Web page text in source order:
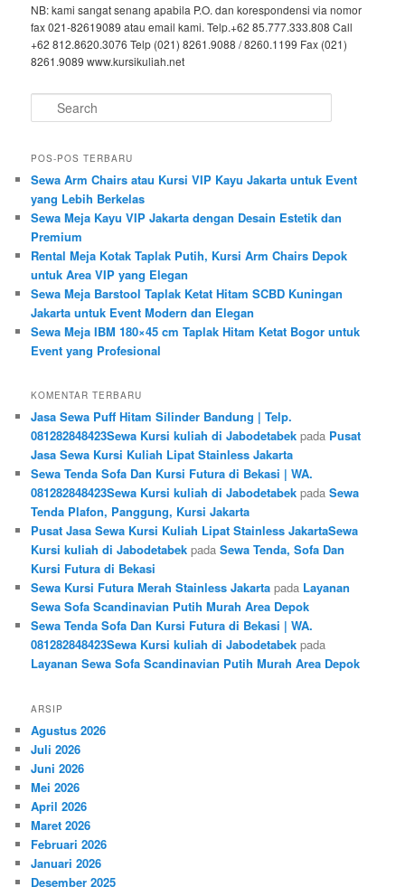
NB: kami sangat senang apabila P.O. dan korespondensi via nomor
fax 021-82619089 atau email kami. Telp.+62 85.777.333.808 Call
+62 812.8620.3076 Telp (021) 8261.9088 / 8260.1199 Fax (021)
8261.9089 www.kursikuliah.net
Search
POS-POS TERBARU
Sewa Arm Chairs atau Kursi VIP Kayu Jakarta untuk Event
yang Lebih Berkelas
Sewa Meja Kayu VIP Jakarta dengan Desain Estetik dan
Premium
Rental Meja Kotak Taplak Putih, Kursi Arm Chairs Depok
untuk Area VIP yang Elegan
Sewa Meja Barstool Taplak Ketat Hitam SCBD Kuningan
Jakarta untuk Event Modern dan Elegan
Sewa Meja IBM 180×45 cm Taplak Hitam Ketat Bogor untuk
Event yang Profesional
KOMENTAR TERBARU
Jasa Sewa Puff Hitam Silinder Bandung | Telp.
081282848423Sewa Kursi kuliah di Jabodetabek pada Pusat
Jasa Sewa Kursi Kuliah Lipat Stainless Jakarta
Sewa Tenda Sofa Dan Kursi Futura di Bekasi | WA.
081282848423Sewa Kursi kuliah di Jabodetabek padaSewa
Tenda Plafon, Panggung, Kursi Jakarta
Pusat Jasa Sewa Kursi Kuliah Lipat Stainless JakartaSewa
Kursi kuliah di Jabodetabek padaSewa Tenda, Sofa Dan
Kursi Futura di Bekasi
Sewa Kursi Futura Merah Stainless Jakarta pada Layanan
Sewa Sofa Scandinavian Putih Murah Area Depok
Sewa Tenda Sofa Dan Kursi Futura di Bekasi | WA.
081282848423Sewa Kursi kuliah di Jabodetabek pada
Layanan Sewa Sofa Scandinavian Putih Murah Area Depok
ARSIP
Agustus 2026
Juli 2026
Juni 2026
Mei 2026
April 2026
Maret 2026
Februari 2026
Januari 2026
Desember 2025